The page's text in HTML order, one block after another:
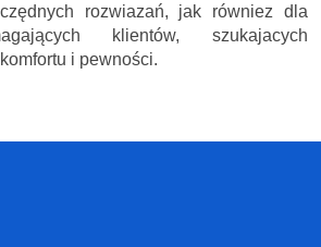
rozwiazań, jak równiez dla
klientów, szukajacych
i pewności.